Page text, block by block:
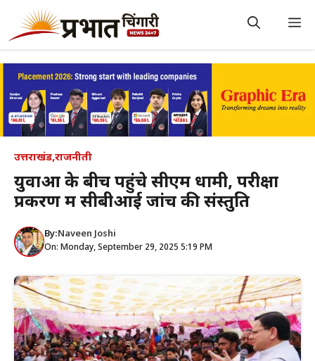
content
उत्तराखंड,राजनीती
युवाओं के बीच पहुंचे सीएम धामी, परीक्षा
प्रकरण में सीबीआई जांच की संस्तुति
By:Naveen Joshi
On: Monday, September 29, 2025 5:19 PM